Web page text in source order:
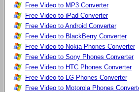
Free Video to MP3 Converter
Free Video to iPad Converter
Free Video to Android Converter
Free Video to BlackBerry Converter
Free Video to Nokia Phones Converter
Free Video to Sony Phones Converter
Free Video to HTC Phones Converter
Free Video to LG Phones Converter
Free Video to Motorola Phones